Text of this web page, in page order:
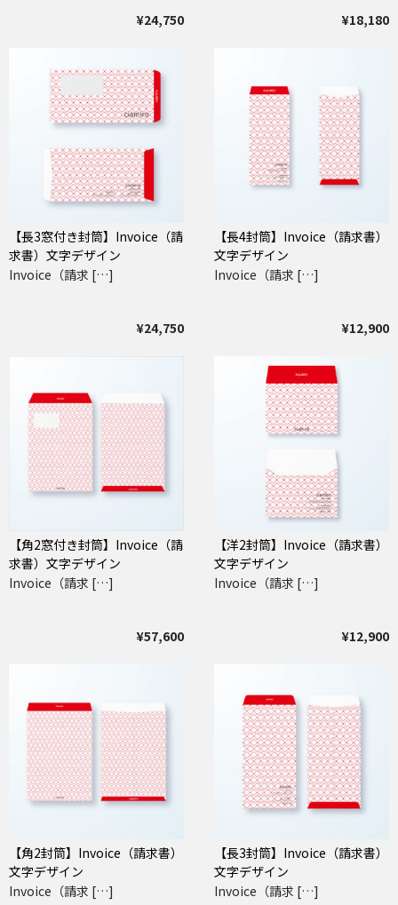
¥24,750 ¥18,180
【長3窓付き封筒】Invoice（請
求書）文字デザイン
Invoice（請求 […]
¥24,750
【長4封筒】Invoice（請求書）
文字デザイン
Invoice（請求 […]
¥12,900
【角2窓付き封筒】Invoice（請
求書）文字デザイン
Invoice（請求 […]
¥57,600
【洋2封筒】Invoice（請求書）
文字デザイン
Invoice（請求 […]
¥12,900
【角2封筒】Invoice（請求書）
文字デザイン
Invoice（請求 […]
【長3封筒】Invoice（請求書）
文字デザイン
Invoice（請求 […]